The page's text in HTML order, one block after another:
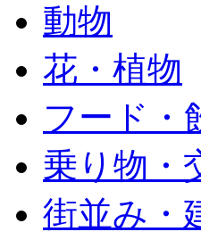
動物
花・植物
フード・
乗り物・
街並み・